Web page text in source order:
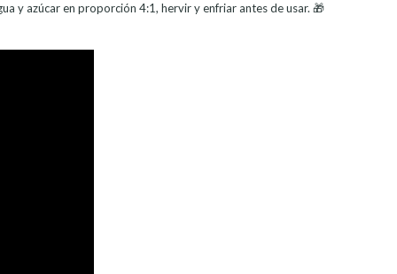
y azúcar en proporción 4:1, hervir y enfriar antes de usar. 🎁